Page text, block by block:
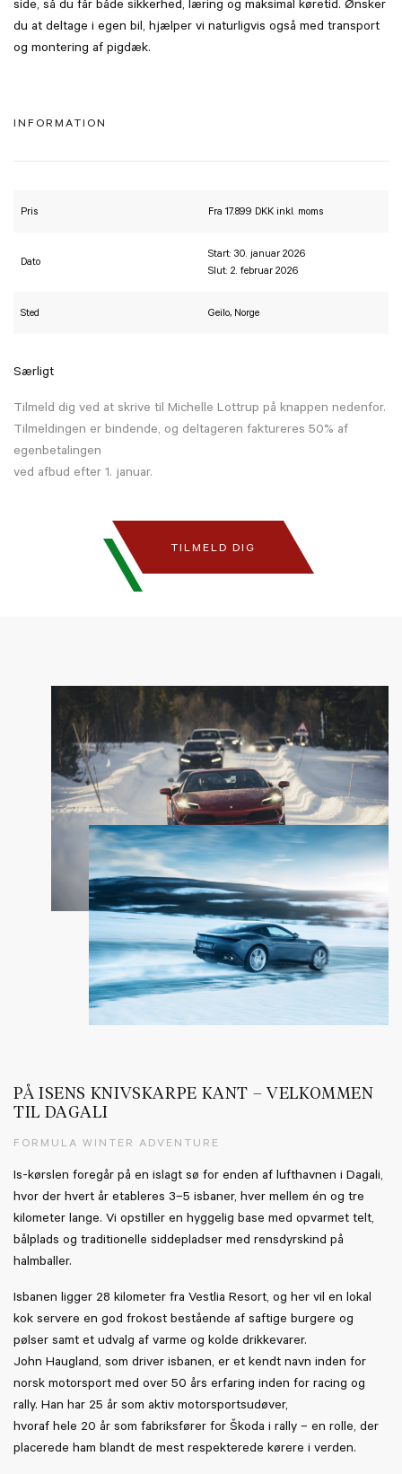
side, så du får både sikkerhed, læring og maksimal køretid. Ønsker
du at deltage i egen bil, hjælper vi naturligvis også med transport
og montering af pigdæk.
INFORMATION
Pris Fra 17.899 DKK inkl. moms
Dato
Start: 30. januar 2026
Slut: 2. februar 2026
Sted Geilo, Norge
Særligt
Tilmeld dig ved at skrive til Michelle Lottrup på knappen nedenfor.
Tilmeldingen er bindende, og deltageren faktureres 50% af
egenbetalingen
ved afbud efter 1. januar.
TILMELD DIG
PÅ ISENS KNIVSKARPE KANT – VELKOMMEN
TIL DAGALI
FORMULA WINTER ADVENTURE
Is-kørslen foregår på en islagt sø for enden af lufthavnen i Dagali,
hvor der hvert år etableres 3–5 isbaner, hver mellem én og tre
kilometer lange. Vi opstiller en hyggelig base med opvarmet telt,
bålplads og traditionelle siddepladser med rensdyrskind på
halmballer.
Isbanen ligger 28 kilometer fra Vestlia Resort, og her vil en lokal
kok servere en god frokost bestående af saftige burgere og
pølser samt et udvalg af varme og kolde drikkevarer.
John Haugland, som driver isbanen, er et kendt navn inden for
norsk motorsport med over 50 års erfaring inden for racing og
rally. Han har 25 år som aktiv motorsportsudøver,
hvoraf hele 20 år som fabriksfører for Škoda i rally – en rolle, der
placerede ham blandt de mest respekterede kørere i verden.